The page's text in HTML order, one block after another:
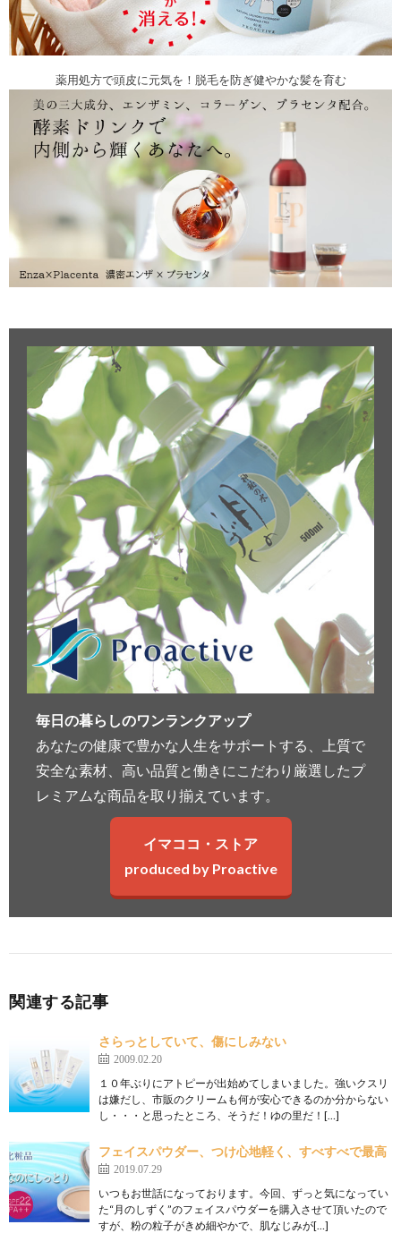
薬用処方で頭皮に元気を！脱毛を防ぎ健やかな髪を育む
毎日の暮らしのワンランクアップ
あなたの健康で豊かな人生をサポートする、上質で
安全な素材、高い品質と働きにこだわり厳選したプ
レミアムな商品を取り揃えています。
イマココ・ストア
produced by Proactive
関連する記事
さらっとしていて、傷にしみない
2009.02.20
１０年ぶりにアトピーが出始めてしまいました。強いクスリ
は嫌だし、市販のクリームも何が安心できるのか分からない
し・・・と思ったところ、そうだ！ゆの里だ！[…]
フェイスパウダー、つけ心地軽く、すべすべで最高
2019.07.29
いつもお世話になっております。今回、ずっと気になってい
た“月のしずく”のフェイスパウダーを購入させて頂いたので
すが、粉の粒子がきめ細やかで、肌なじみが[…]